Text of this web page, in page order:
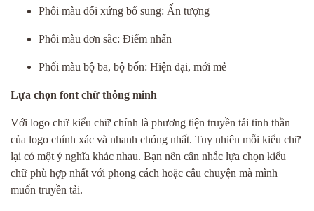
Phối màu đối xứng bổ sung: Ấn tượng
Phối màu đơn sắc: Điểm nhấn
Phối màu bộ ba, bộ bốn: Hiện đại, mới mẻ
Lựa chọn font chữ thông minh
Với logo chữ kiểu chữ chính là phương tiện truyền tải tinh thần
của logo chính xác và nhanh chóng nhất. Tuy nhiên mỗi kiểu chữ
lại có một ý nghĩa khác nhau. Bạn nên cân nhắc lựa chọn kiểu
chữ phù hợp nhất với phong cách hoặc câu chuyện mà mình
muốn truyền tải.